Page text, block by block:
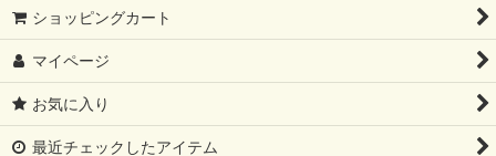
ショッピングカート
マイページ
お気に入り
最近チェックしたアイテム